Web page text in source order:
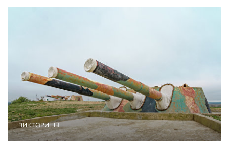
ВИКТОРИНЫ